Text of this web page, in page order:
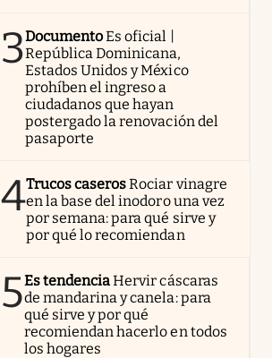
3DocumentoEs oficial |
República Dominicana,
Estados Unidos y México
prohíben el ingreso a
ciudadanos que hayan
postergado la renovación del
pasaporte
4Trucos caserosRociar vinagre
en la base del inodoro una vez
por semana: para qué sirve y
por qué lo recomiendan
5Es tendenciaHervir cáscaras
de mandarina y canela: para
qué sirve y por qué
recomiendan hacerlo en todos
los hogares